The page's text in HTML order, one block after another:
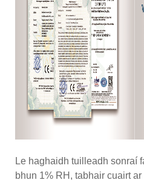
Le haghaidh tuilleadh sonraí
bhun 1% RH, tabhair cuairt